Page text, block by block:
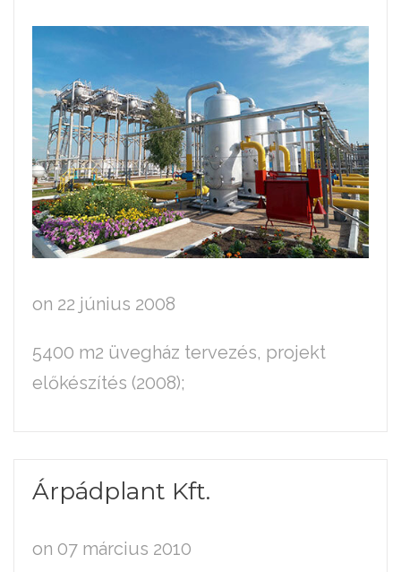
on 22 június 2008
5400 m2 üvegház tervezés, projekt
előkészítés (2008);
Árpádplant Kft.
on 07 március 2010